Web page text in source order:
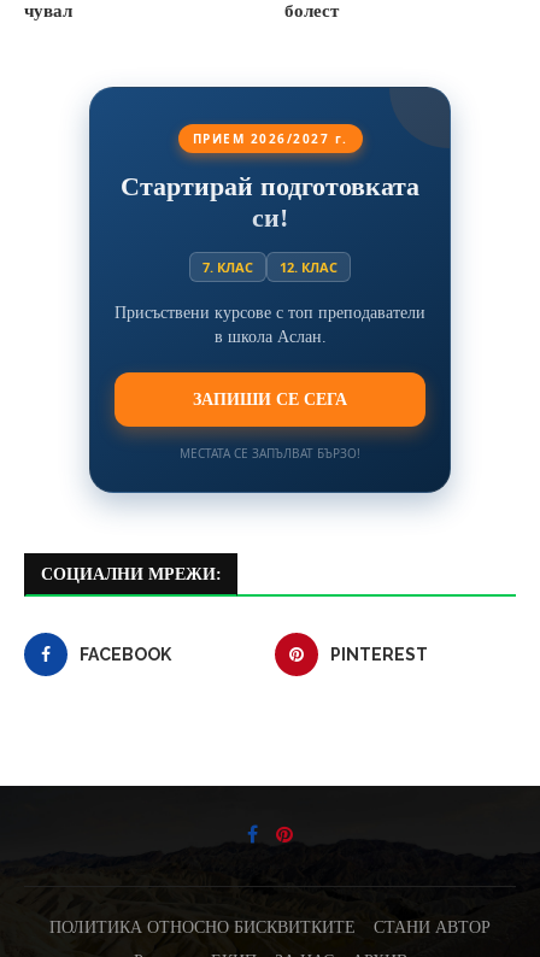
чувал
болест
ПРИЕМ 2026/2027 г.
Стартирай подготовката
си!
7. КЛАС 12. КЛАС
Присъствени курсове с топ преподаватели
в школа Аслан.
ЗАПИШИ СЕ СЕГА
МЕСТАТА СЕ ЗАПЪЛВАТ БЪРЗО!
СОЦИАЛНИ МРЕЖИ:
FACEBOOK PINTEREST
ПОЛИТИКА ОТНОСНО БИСКВИТКИТЕ
СТАНИ АВТОР